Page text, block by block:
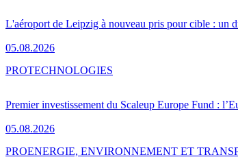
L'aéroport de Leipzig à nouveau pris pour cible : un
05.08.2026
Premier investissement du Scaleup Europe Fund :
05.08.2026
PROTECHNOLOGIES
PROENERGIE, ENVIRONNEMENT ET